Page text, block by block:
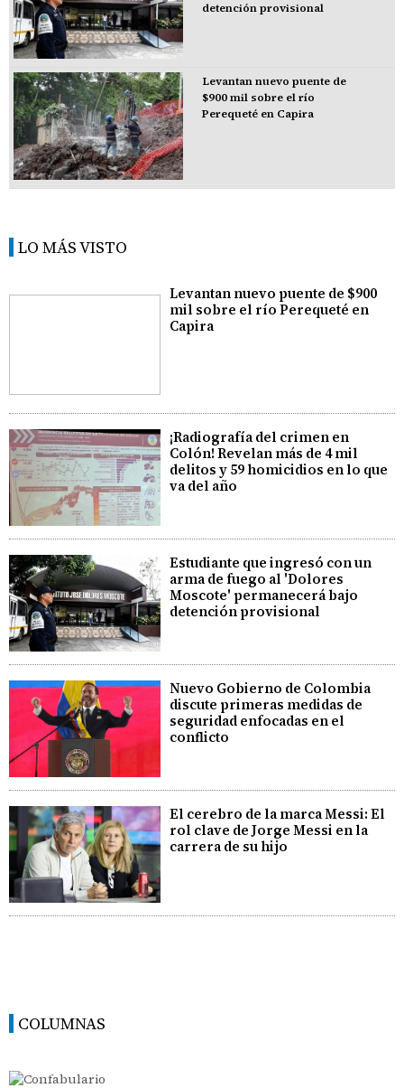
detención provisional
Levantan nuevo puente de
$900 mil sobre el río
Perequeté en Capira
LO MÁS VISTO
Levantan nuevo puente de $900
mil sobre el río Perequeté en
Capira
¡Radiografía del crimen en
Colón! Revelan más de 4 mil
delitos y 59 homicidios en lo que
va del año
Estudiante que ingresó con un
arma de fuego al 'Dolores
Moscote' permanecerá bajo
detención provisional
Nuevo Gobierno de Colombia
discute primeras medidas de
seguridad enfocadas en el
conflicto
El cerebro de la marca Messi: El
rol clave de Jorge Messi en la
carrera de su hijo
COLUMNAS